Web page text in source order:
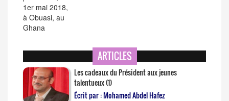
ARTICLES
Les cadeaux du Président aux jeunes
talentueux (1)
Écrit par : Mohamed Abdel Hafez